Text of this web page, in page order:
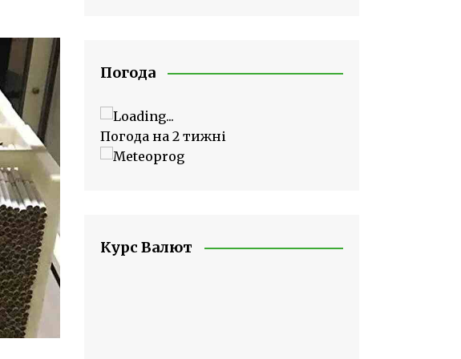
Погода
Погода на 2 тижні
Курс Валют